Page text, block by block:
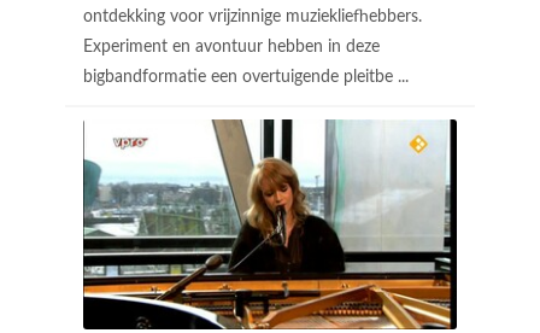
ontdekking voor vrijzinnige muziekliefhebbers.
Experiment en avontuur hebben in deze
bigbandformatie een overtuigende pleitbe ...